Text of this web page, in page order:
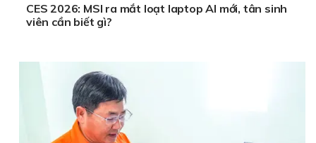
CES 2026: MSI ra mắt loạt laptop AI mới, tân sinh
viên cần biết gì?